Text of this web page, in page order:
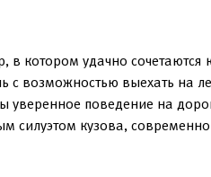
котором удачно
с возможностью выехать на
уверенное поведение на
силуэтом кузова,